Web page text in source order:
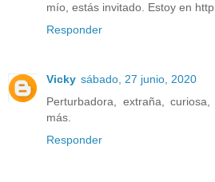
mío, estás invitado. Estoy en
Responder
Vicky sábado, 27 junio, 2020
Perturbadora, extraña,
más.
Responder